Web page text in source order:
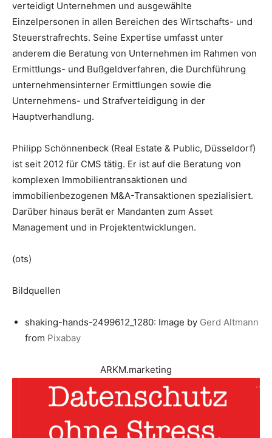
verteidigt Unternehmen und ausgewählte
Einzelpersonen in allen Bereichen des Wirtschafts- und
Steuerstrafrechts. Seine Expertise umfasst unter
anderem die Beratung von Unternehmen im Rahmen von
Ermittlungs- und Bußgeldverfahren, die Durchführung
unternehmensinterner Ermittlungen sowie die
Unternehmens- und Strafverteidigung in der
Hauptverhandlung.
Philipp Schönnenbeck (Real Estate & Public, Düsseldorf)
ist seit 2012 für CMS tätig. Er ist auf die Beratung von
komplexen Immobilientransaktionen und
immobilienbezogenen M&A-Transaktionen spezialisiert.
Darüber hinaus berät er Mandanten zum Asset
Management und in Projektentwicklungen.
(ots)
Bildquellen
shaking-hands-2499612_1280: Image by Gerd Altmann
from Pixabay
ARKM.marketing